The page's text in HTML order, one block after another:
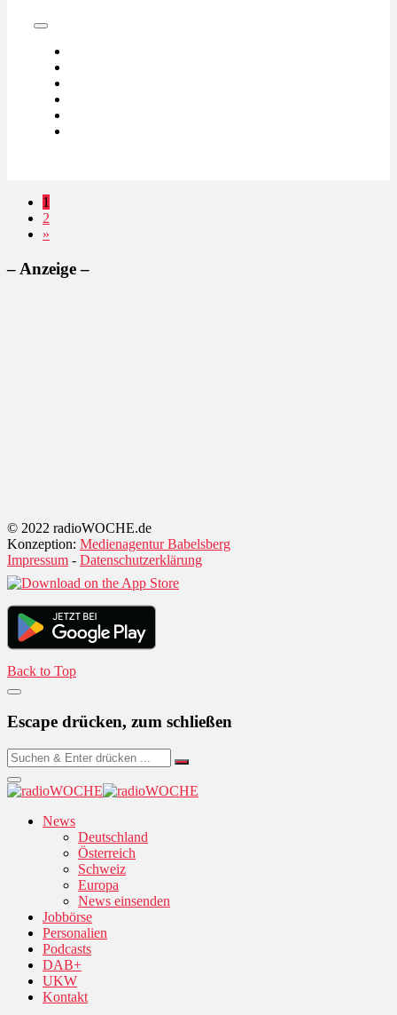
1
2
»
– Anzeige –
© 2022 radioWOCHE.de
Konzeption: Medienagentur Babelsberg
Impressum - Datenschutzerklärung
Back to Top
Escape drücken, zum schließen
News
Deutschland
Österreich
Schweiz
Europa
News einsenden
Jobbörse
Personalien
Podcasts
DAB+
UKW
Kontakt